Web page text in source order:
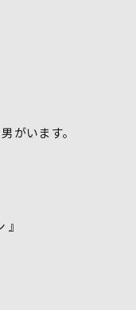
がいます。